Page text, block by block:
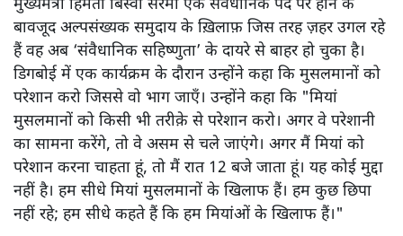
मुख्यमंत्री हिमंता बिस्वा सरमा एक संवैधानिक पद पर होने के
बावजूद अल्पसंख्यक समुदाय के ख़िलाफ़ जिस तरह ज़हर उगल रहे
हैं वह अब ‘संवैधानिक सहिष्णुता’ के दायरे से बाहर हो चुका है।
डिगबोई में एक कार्यक्रम के दौरान उन्होंने कहा कि मुसलमानों को
परेशान करो जिससे वो भाग जाएँ। उन्होंने कहा कि "मियां
मुसलमानों को किसी भी तरीक़े से परेशान करो। अगर वे परेशानी
का सामना करेंगे, तो वे असम से चले जाएंगे। अगर मैं मियां को
परेशान करना चाहता हूं, तो मैं रात 12 बजे जाता हूं। यह कोई मुद्दा
नहीं है। हम सीधे मियां मुसलमानों के खिलाफ हैं। हम कुछ छिपा
नहीं रहे; हम सीधे कहते हैं कि हम मियांओं के खिलाफ हैं।"